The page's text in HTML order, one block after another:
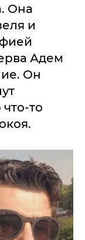
Она
и
Адем
Он
то